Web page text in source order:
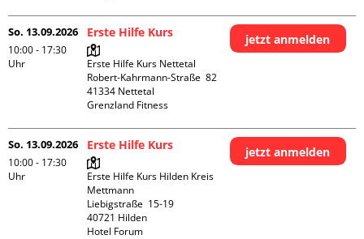
So. 13.09.2026
10:00 - 17:30
Uhr
Erste Hilfe Kurs
Erste Hilfe Kurs Nettetal
Robert-Kahrmann-Straße  82
41334 Nettetal
Grenzland Fitness
jetzt anmelden
So. 13.09.2026
10:00 - 17:30
Uhr
Erste Hilfe Kurs
Erste Hilfe Kurs Hilden Kreis
Mettmann
Liebigstraße  15-19
40721 Hilden
Hotel Forum
jetzt anmelden